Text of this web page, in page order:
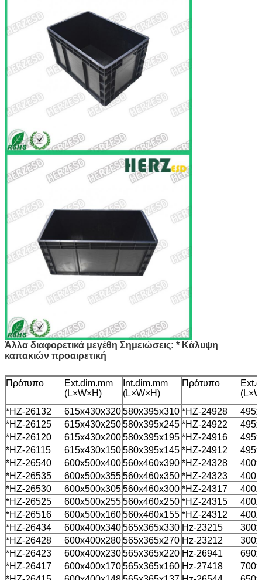
Άλλα διαφορετικά μεγέθη Σημειώσεις: * Κάλυψη
καπακιών προαιρετική
Πρότυπο
Ext.dim.mm
(L×W×H)
Int.dim.mm
(L×W×H)
Πρότυπο
*HZ-26132
615x430x320580x395x310 *HZ-24928
*HZ-26125
615x430x250580x395x245 *HZ-24922
*HZ-26120
615x430x200580x395x195 *HZ-24916
*HZ-26115
615x430x150580x395x145 *HZ-24912
*HZ-26540
600x500x400560x460x390 *HZ-24328
*HZ-26535
600x500x355560x460x350 *HZ-24323
*HZ-26530
600x500x305560x460x300 *HZ-24317
*HZ-26525
600x500x255560x460x250 *HZ-24315
*HZ-26516
600x500x160560x460x155 *HZ-24312
*HZ-26434
600x400x340565x365x330 Hz-23215
*HZ-26428
600x400x280565x365x270 Hz-23212
*HZ-26423
600x400x230565x365x220 Hz-26941
*HZ-26417
600x400x170565x365x160 Hz-27418